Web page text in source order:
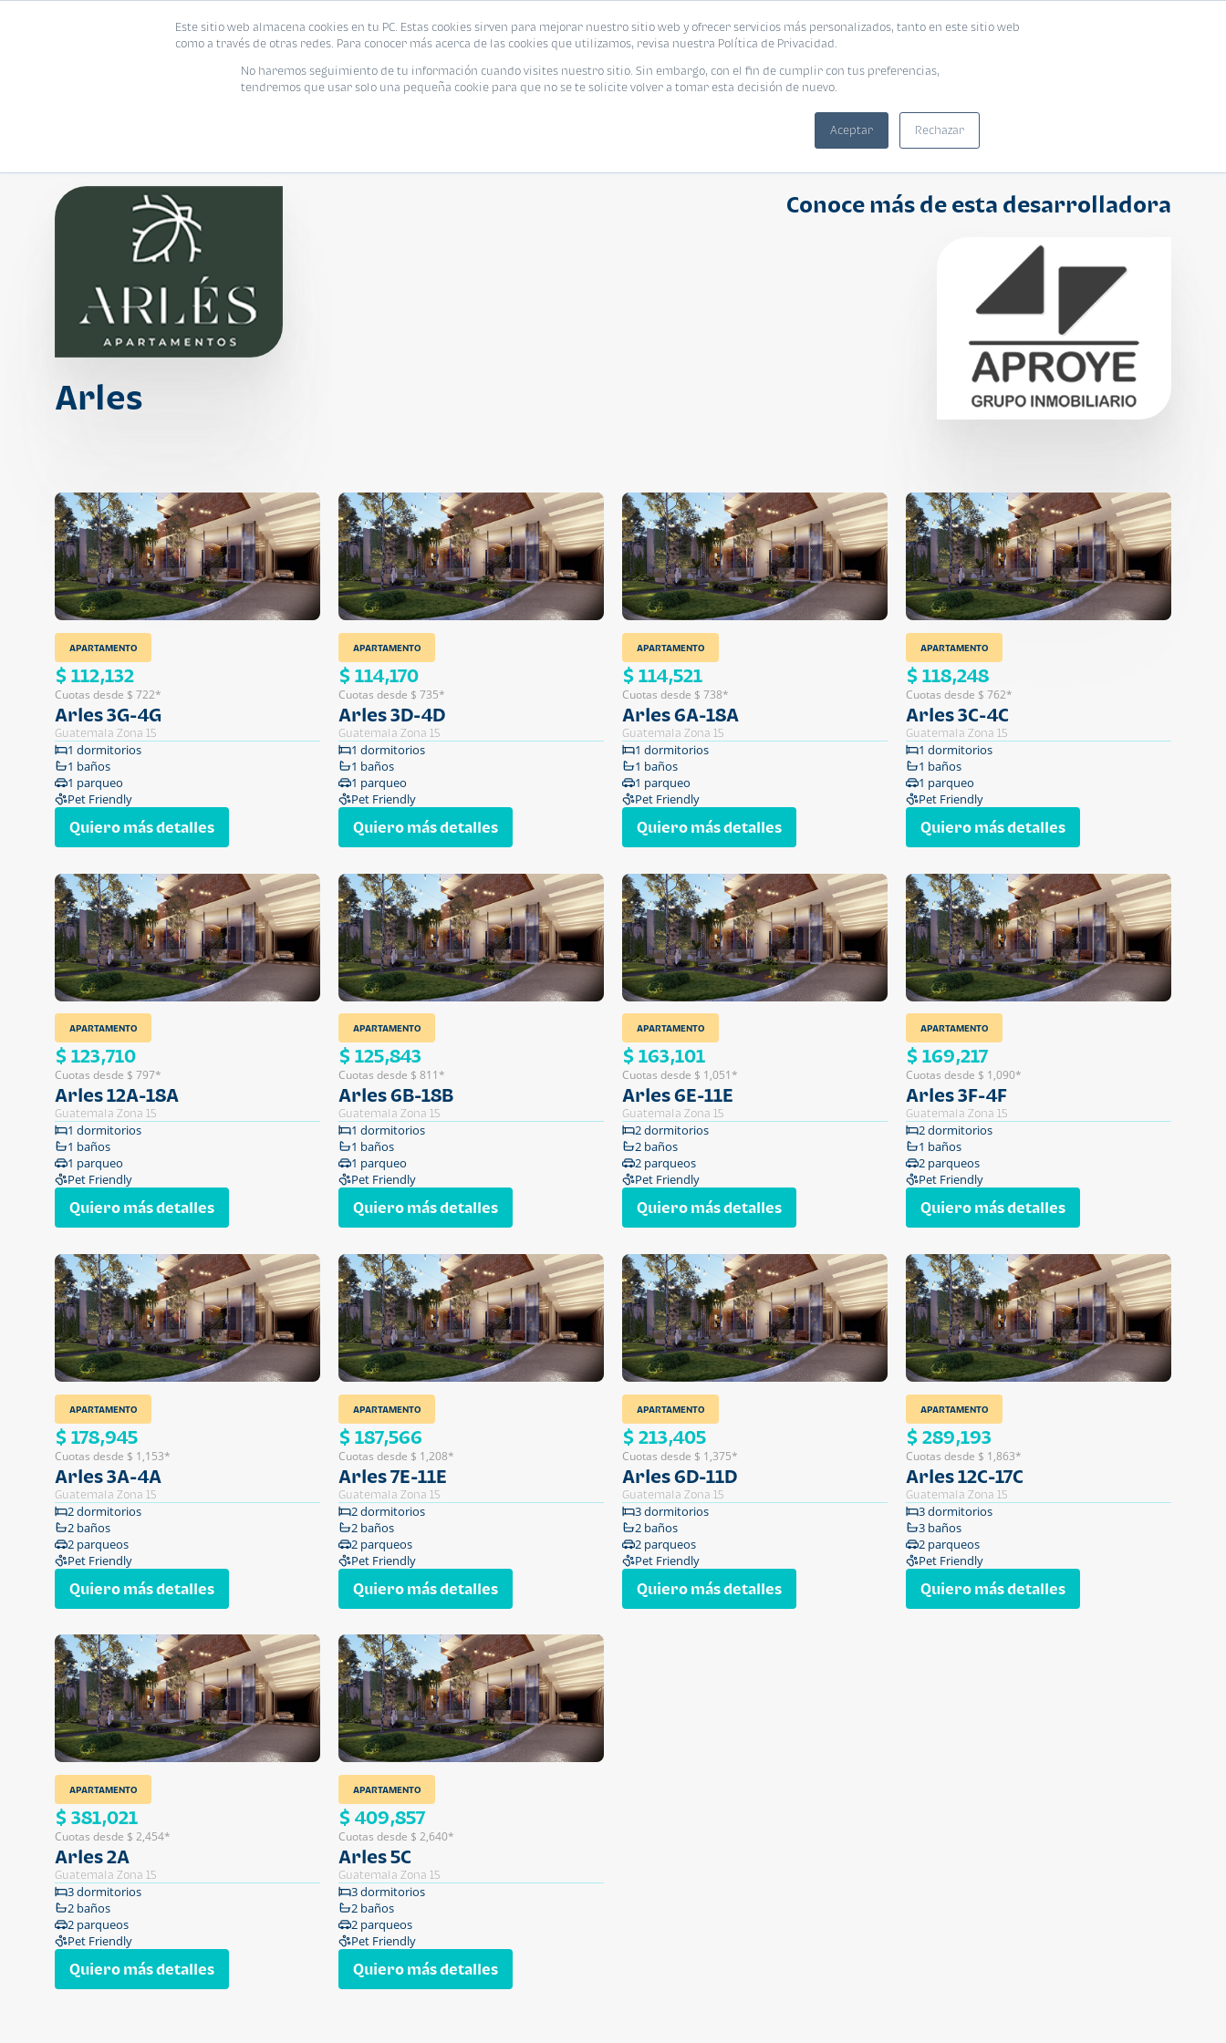
Este sitio web almacena cookies en tu PC. Estas cookies sirven para mejorar nuestro sitio web y ofrecer servicios más personalizados, tanto en este sitio web
como a través de otras redes. Para conocer más acerca de las cookies que utilizamos, revisa nuestra Política de Privacidad.
No haremos seguimiento de tu información cuando visites nuestro sitio. Sin embargo, con el fin de cumplir con tus preferencias,
tendremos que usar solo una pequeña cookie para que no se te solicite volver a tomar esta decisión de nuevo.
Aceptar Rechazar
Arles
Conoce más de esta desarrolladora
APARTAMENTO
$ 112,132
Cuotas desde $ 722*
Arles 3G-4G
Guatemala Zona 15
1 dormitorios
1 baños
1 parqueo
Pet Friendly
Quiero más detalles
APARTAMENTO
$ 114,170
Cuotas desde $ 735*
Arles 3D-4D
Guatemala Zona 15
1 dormitorios
1 baños
1 parqueo
Pet Friendly
Quiero más detalles
APARTAMENTO
$ 114,521
Cuotas desde $ 738*
Arles 6A-18A
Guatemala Zona 15
1 dormitorios
1 baños
1 parqueo
Pet Friendly
Quiero más detalles
APARTAMENTO
$ 118,248
Cuotas desde $ 762*
Arles 3C-4C
Guatemala Zona 15
1 dormitorios
1 baños
1 parqueo
Pet Friendly
Quiero más detalles
APARTAMENTO
$ 123,710
Cuotas desde $ 797*
Arles 12A-18A
Guatemala Zona 15
1 dormitorios
1 baños
1 parqueo
Pet Friendly
Quiero más detalles
APARTAMENTO
$ 125,843
Cuotas desde $ 811*
Arles 6B-18B
Guatemala Zona 15
1 dormitorios
1 baños
1 parqueo
Pet Friendly
Quiero más detalles
APARTAMENTO
$ 163,101
Cuotas desde $ 1,051*
Arles 6E-11E
Guatemala Zona 15
2 dormitorios
2 baños
2 parqueos
Pet Friendly
Quiero más detalles
APARTAMENTO
$ 169,217
Cuotas desde $ 1,090*
Arles 3F-4F
Guatemala Zona 15
2 dormitorios
1 baños
2 parqueos
Pet Friendly
Quiero más detalles
APARTAMENTO
$ 178,945
Cuotas desde $ 1,153*
Arles 3A-4A
Guatemala Zona 15
2 dormitorios
2 baños
2 parqueos
Pet Friendly
Quiero más detalles
APARTAMENTO
$ 187,566
Cuotas desde $ 1,208*
Arles 7E-11E
Guatemala Zona 15
2 dormitorios
2 baños
2 parqueos
Pet Friendly
Quiero más detalles
APARTAMENTO
$ 213,405
Cuotas desde $ 1,375*
Arles 6D-11D
Guatemala Zona 15
3 dormitorios
2 baños
2 parqueos
Pet Friendly
Quiero más detalles
APARTAMENTO
$ 289,193
Cuotas desde $ 1,863*
Arles 12C-17C
Guatemala Zona 15
3 dormitorios
3 baños
2 parqueos
Pet Friendly
Quiero más detalles
APARTAMENTO
$ 381,021
Cuotas desde $ 2,454*
Arles 2A
Guatemala Zona 15
3 dormitorios
2 baños
2 parqueos
Pet Friendly
Quiero más detalles
APARTAMENTO
$ 409,857
Cuotas desde $ 2,640*
Arles 5C
Guatemala Zona 15
3 dormitorios
2 baños
2 parqueos
Pet Friendly
Quiero más detalles
Viviendas Eventos Promociones Blog Encuentra tu vivienda ideal